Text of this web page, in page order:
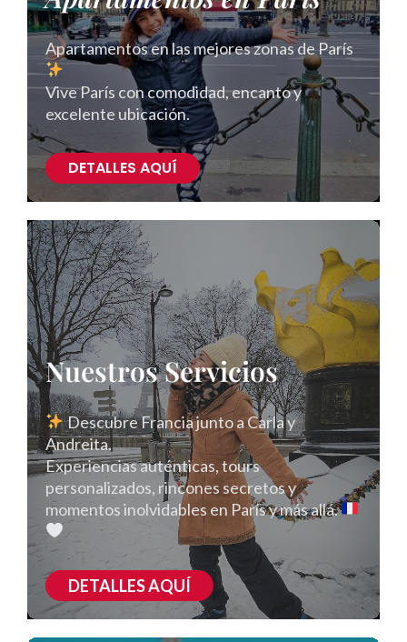
Apartamentos en las mejores zonas de París
Vive París con comodidad, encanto y
excelente ubicación.
DETALLES AQUÍ
Nuestros Servicios
Descubre Francia junto a Carla y
Andreita.
Experiencias auténticas, tours
personalizados, rincones secretos y
momentos inolvidables en París y más allá.
DETALLES AQUÍ